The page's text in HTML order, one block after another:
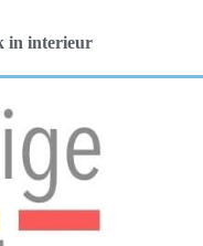
in interieur